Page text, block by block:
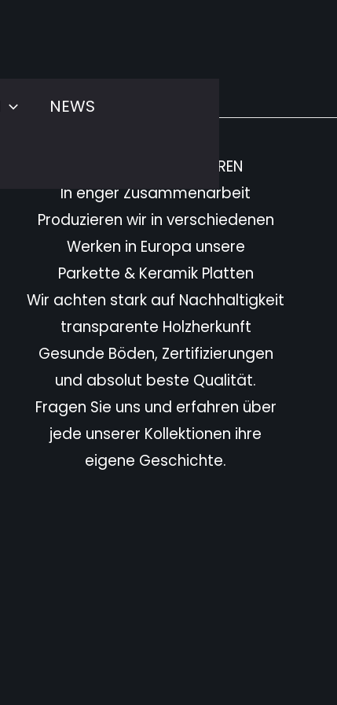
NEWS
PARTNER MANUFAKTUREN
In enger Zusammenarbeit
Produzieren wir in verschiedenen
Werken in Europa unsere
Parkette & Keramik Platten
Wir achten stark auf Nachhaltigkeit
transparente Holzherkunft
Gesunde Böden, Zertifizierungen
und absolut beste Qualität.
Fragen Sie uns und erfahren über
jede unserer Kollektionen ihre
eigene Geschichte.